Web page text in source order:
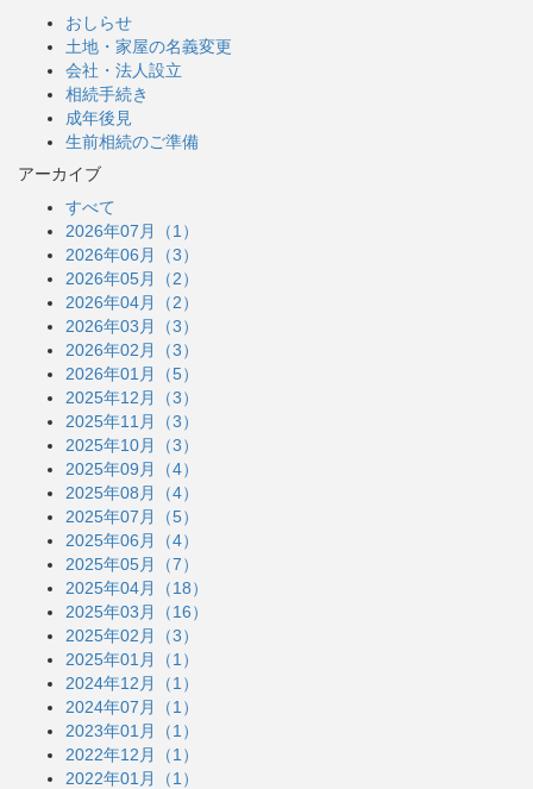
おしらせ
土地・家屋の名義変更
会社・法人設立
相続手続き
成年後見
生前相続のご準備
アーカイブ
すべて
2026年07月（1）
2026年06月（3）
2026年05月（2）
2026年04月（2）
2026年03月（3）
2026年02月（3）
2026年01月（5）
2025年12月（3）
2025年11月（3）
2025年10月（3）
2025年09月（4）
2025年08月（4）
2025年07月（5）
2025年06月（4）
2025年05月（7）
2025年04月（18）
2025年03月（16）
2025年02月（3）
2025年01月（1）
2024年12月（1）
2024年07月（1）
2023年01月（1）
2022年12月（1）
2022年01月（1）